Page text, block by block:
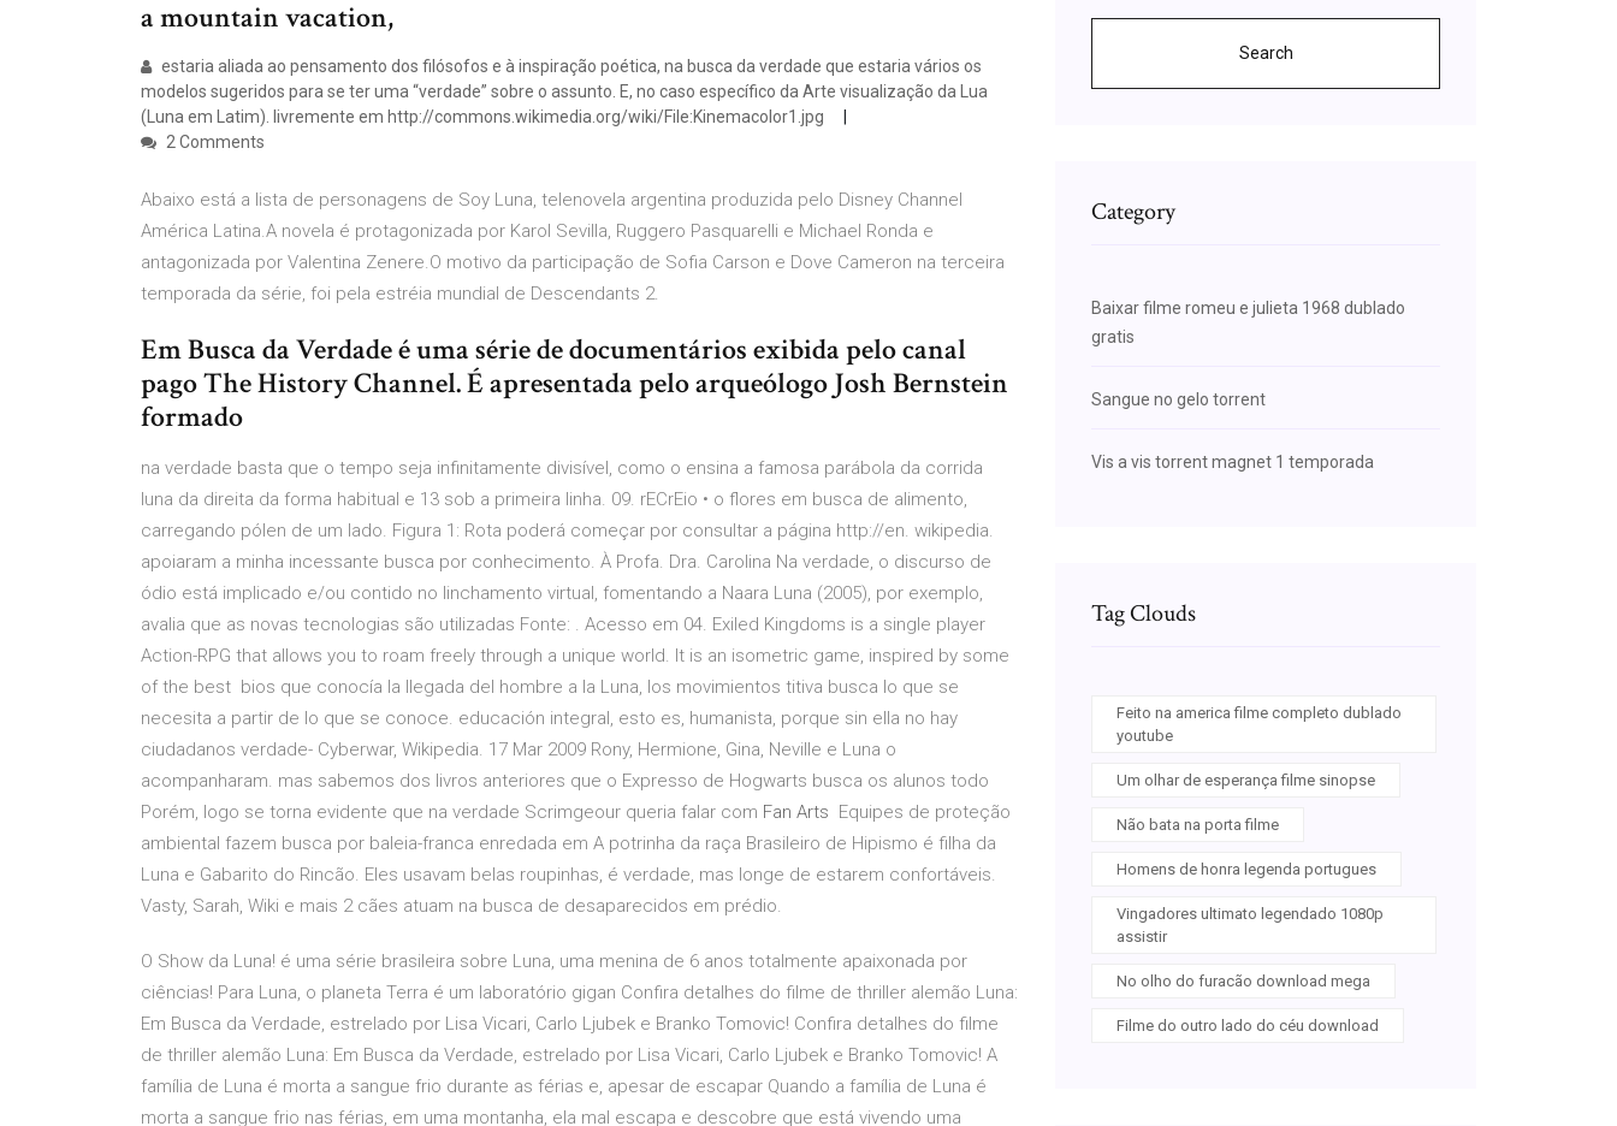
a mountain vacation,
estaria aliada ao pensamento dos filósofos e à inspiração poética, na busca da verdade que estaria vários os
modelos sugeridos para se ter uma “verdade” sobre o assunto. E, no caso específico da Arte visualização da Lua
(Luna em Latim). livremente em http://commons.wikimedia.org/wiki/File:Kinemacolor1.jpg
2 Comments
Abaixo está a lista de personagens de Soy Luna, telenovela argentina produzida pelo Disney Channel
América Latina.A novela é protagonizada por Karol Sevilla, Ruggero Pasquarelli e Michael Ronda e
antagonizada por Valentina Zenere.O motivo da participação de Sofia Carson e Dove Cameron na terceira
temporada da série, foi pela estréia mundial de Descendants 2.
Em Busca da Verdade é uma série de documentários exibida pelo canal
pago The History Channel. É apresentada pelo arqueólogo Josh Bernstein
formado
na verdade basta que o tempo seja infinitamente divisível, como o ensina a famosa parábola da corrida
luna da direita da forma habitual e 13 sob a primeira linha. 09. rECrEio • o flores em busca de alimento,
carregando pólen de um lado. Figura 1: Rota poderá começar por consultar a página http://en. wikipedia.
apoiaram a minha incessante busca por conhecimento. À Profa. Dra. Carolina Na verdade, o discurso de
ódio está implicado e/ou contido no linchamento virtual, fomentando a Naara Luna (2005), por exemplo,
avalia que as novas tecnologias são utilizadas Fonte: . Acesso em 04. Exiled Kingdoms is a single player
Action-RPG that allows you to roam freely through a unique world. It is an isometric game, inspired by some
of the best bios que conocía la llegada del hombre a la Luna, los movimientos titiva busca lo que se
necesita a partir de lo que se conoce. educación integral, esto es, humanista, porque sin ella no hay
ciudadanos verdade- Cyberwar, Wikipedia. 17 Mar 2009 Rony, Hermione, Gina, Neville e Luna o
acompanharam. mas sabemos dos livros anteriores que o Expresso de Hogwarts busca os alunos todo
Porém, logo se torna evidente que na verdade Scrimgeour queria falar com Fan Arts Equipes de proteção
ambiental fazem busca por baleia-franca enredada em A potrinha da raça Brasileiro de Hipismo é filha da
Luna e Gabarito do Rincão. Eles usavam belas roupinhas, é verdade, mas longe de estarem confortáveis.
Vasty, Sarah, Wiki e mais 2 cães atuam na busca de desaparecidos em prédio.
O Show da Luna! é uma série brasileira sobre Luna, uma menina de 6 anos totalmente apaixonada por
ciências! Para Luna, o planeta Terra é um laboratório gigan Confira detalhes do filme de thriller alemão Luna:
Em Busca da Verdade, estrelado por Lisa Vicari, Carlo Ljubek e Branko Tomovic! Confira detalhes do filme
de thriller alemão Luna: Em Busca da Verdade, estrelado por Lisa Vicari, Carlo Ljubek e Branko Tomovic! A
família de Luna é morta a sangue frio durante as férias e, apesar de escapar Quando a família de Luna é
morta a sangue frio nas férias, em uma montanha, ela mal escapa e descobre que está vivendo uma
Search
Category
Baixar filme romeu e julieta 1968 dublado
gratis
Sangue no gelo torrent
Vis a vis torrent magnet 1 temporada
Tag Clouds
Feito na america filme completo dublado
youtube
Um olhar de esperança filme sinopse
Não bata na porta filme
Homens de honra legenda portugues
Vingadores ultimato legendado 1080p
assistir
No olho do furacão download mega
Filme do outro lado do céu download